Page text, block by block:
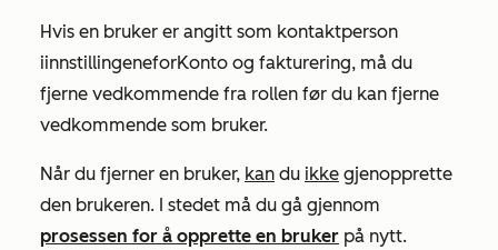
Hvis en bruker er angitt som kontaktperson
iinnstillingeneforKonto og fakturering, må du
fjerne vedkommende fra rollen før du kan fjerne
vedkommende som bruker.
Når du fjerner en bruker, kan du ikke gjenopprette
den brukeren. I stedet må du gå gjennom
prosessen for å opprette en bruker på nytt.